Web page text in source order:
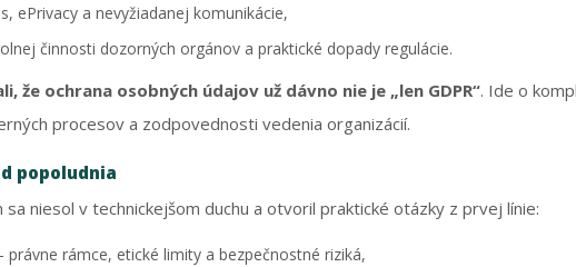
ePrivacy a nevyžiadanej komunikácie,
činnosti dozorných orgánov a praktické dopady regulácie.
že ochrana osobných údajov už dávno nie je „len GDPR“. Ide o
procesov a zodpovednosti vedenia organizácií.
popoludnia
niesol v technickejšom duchu a otvoril praktické otázky z prvej línie:
právne rámce, etické limity a bezpečnostné riziká,